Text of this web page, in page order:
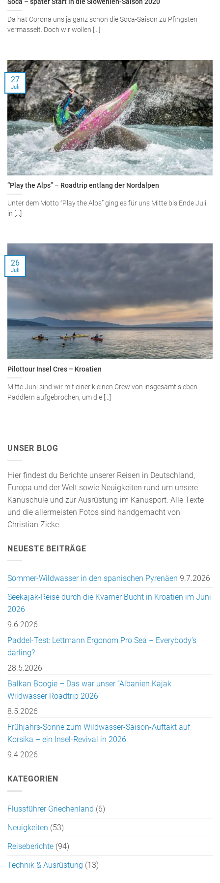
Soca – später Start in die Slowenien-Saison 2020
Da hat Corona uns ja ganz schön die Soca-Saison zu Pfingsten
vermasselt. Doch wir wollen [...]
“Play the Alps” – Roadtrip entlang der Nordalpen
Unter dem Motto “Play the Alps” ging es für uns Mitte bis Ende Juli
in [...]
27
Juli
Pilottour Insel Cres – Kroatien
Mitte Juni sind wir mit einer kleinen Crew von insgesamt sieben
Paddlern aufgebrochen, um die [...]
26
Juli
UNSER BLOG
Hier findest du Berichte unserer Reisen in Deutschland,
Europa und der Welt sowie Neuigkeiten rund um unsere
Kanuschule und zur Ausrüstung im Kanusport. Alle Texte
und die allermeisten Fotos sind handgemacht von
Christian Zicke.
NEUESTE BEITRÄGE
Sommer-Wildwasser in den spanischen Pyrenäen 9.7.2026
Seekajak-Reise durch die Kvarner Bucht in Kroatien im Juni
2026
9.6.2026
Paddel-Test: Lettmann Ergonom Pro Sea – Everybody’s
darling?
28.5.2026
Balkan Boogie – Das war unser “Albanien Kajak
Wildwasser Roadtrip 2026”
8.5.2026
Frühjahrs-Sonne zum Wildwasser-Saison-Auftakt auf
Korsika – ein Insel-Revival in 2026
9.4.2026
KATEGORIEN
Flussführer Griechenland (6)
Neuigkeiten (53)
Reiseberichte (94)
Technik & Ausrüstung (13)